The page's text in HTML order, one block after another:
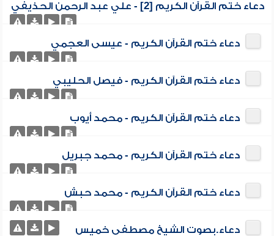
دعاء ختم القرآن الكريم [2] - علي عبد الرحمن الحذيفي
دعاء ختم القرآن الكريم - عيسى العجمي
دعاء ختم القرآن الكريم - فيصل الحليبي
دعاء ختم القرآن الكريم - محمد أيوب
دعاء ختم القرآن الكريم - محمد جبريل
دعاء ختم القرآن الكريم - محمد حبش
دعاء.بصوت الشيخ مصطفى خميس